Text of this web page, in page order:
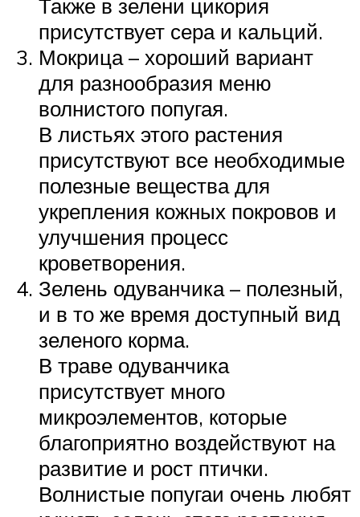
Также в зелени цикория
присутствует сера и кальций.
Мокрица – хороший вариант
для разнообразия меню
волнистого попугая.
В листьях этого растения
присутствуют все необходимые
полезные вещества для
укрепления кожных покровов и
улучшения процесс
кроветворения.
Зелень одуванчика – полезный,
и в то же время доступный вид
зеленого корма.
В траве одуванчика
присутствует много
микроэлементов, которые
благоприятно воздействуют на
развитие и рост птички.
Волнистые попугаи очень любят